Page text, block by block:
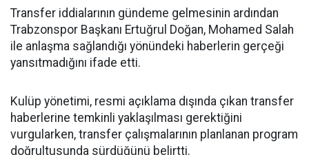
Transfer iddialarının gündeme gelmesinin ardından
Trabzonspor Başkanı Ertuğrul Doğan, Mohamed Salah
ile anlaşma sağlandığı yönündeki haberlerin gerçeği
yansıtmadığını ifade etti.
Kulüp yönetimi, resmi açıklama dışında çıkan transfer
haberlerine temkinli yaklaşılması gerektiğini
vurgularken, transfer çalışmalarının planlanan program
doğrultusunda sürdüğünü belirtti.